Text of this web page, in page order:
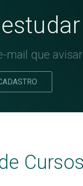
mail que
Cursos